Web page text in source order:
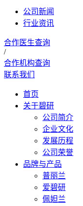
公司新闻
行业资讯
合作医生查询
/
合作机构查询
联系我们
首页
关于碧研
公司简介
企业文化
发展历程
公司荣誉
品牌与产品
普丽兰
爱碧研
佩妲兰